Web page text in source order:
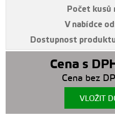
Počet kusů
V nabídce
Dostupnost
Cena s
Cena bez
VLOŽIT